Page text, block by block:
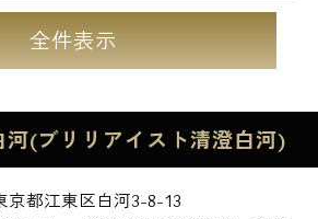
全件表示
(ブリリアイスト清澄白河)
京都江東区白河3-8-13